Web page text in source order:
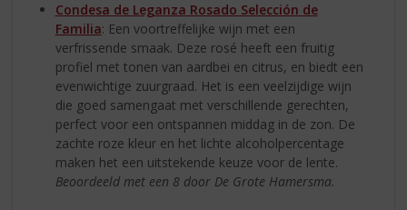
Condesa de Leganza Rosado Selección de
Familia: Een voortreffelijke wijn met een
verfrissende smaak. Deze rosé heeft een fruitig
profiel met tonen van aardbei en citrus, en biedt een
evenwichtige zuurgraad. Het is een veelzijdige wijn
die goed samengaat met verschillende gerechten,
perfect voor een ontspannen middag in de zon. De
zachte roze kleur en het lichte alcoholpercentage
maken het een uitstekende keuze voor de lente.
Beoordeeld met een 8 door De Grote Hamersma.